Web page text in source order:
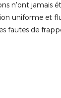
n'ont jamais
uniforme et
fautes de